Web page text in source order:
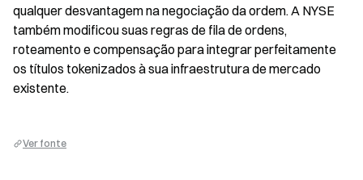
qualquer desvantagem na negociação da ordem. A NYSE
também modificou suas regras de fila de ordens,
roteamento e compensação para integrar perfeitamente
os títulos tokenizados à sua infraestrutura de mercado
existente.
Ver fonte